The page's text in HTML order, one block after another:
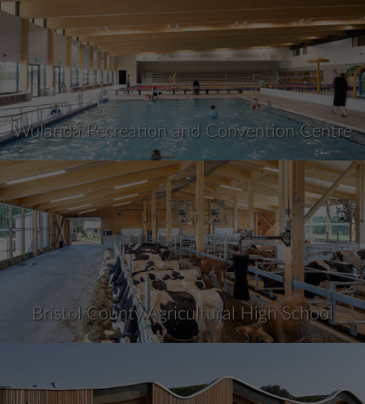
Wulanda Recreation and Convention Centre
Bristol County Agricultural High School